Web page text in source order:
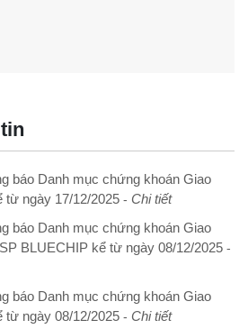
báo Danh mục chứng khoán Giao
từ ngày 17/12/2025 - Chi tiết
báo Danh mục chứng khoán Giao
BLUECHIP kể từ ngày 08/12/2025 -
báo Danh mục chứng khoán Giao
từ ngày 08/12/2025 - Chi tiết